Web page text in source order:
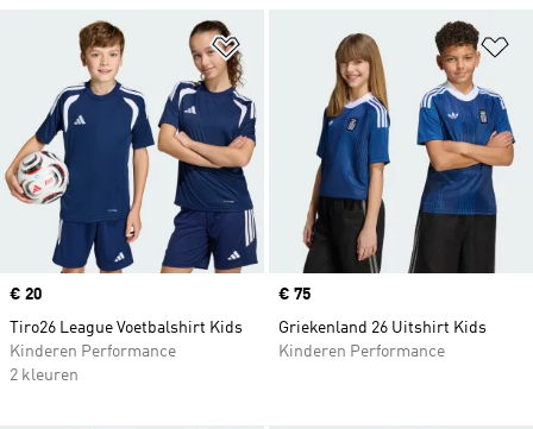
Op verlanglijst zetten
Price
€ 20
Tiro26 League Voetbalshirt Kids
Kinderen Performance
2 kleuren
Price
€ 75
Griekenland 26 Uitshirt Kids
Kinderen Performance